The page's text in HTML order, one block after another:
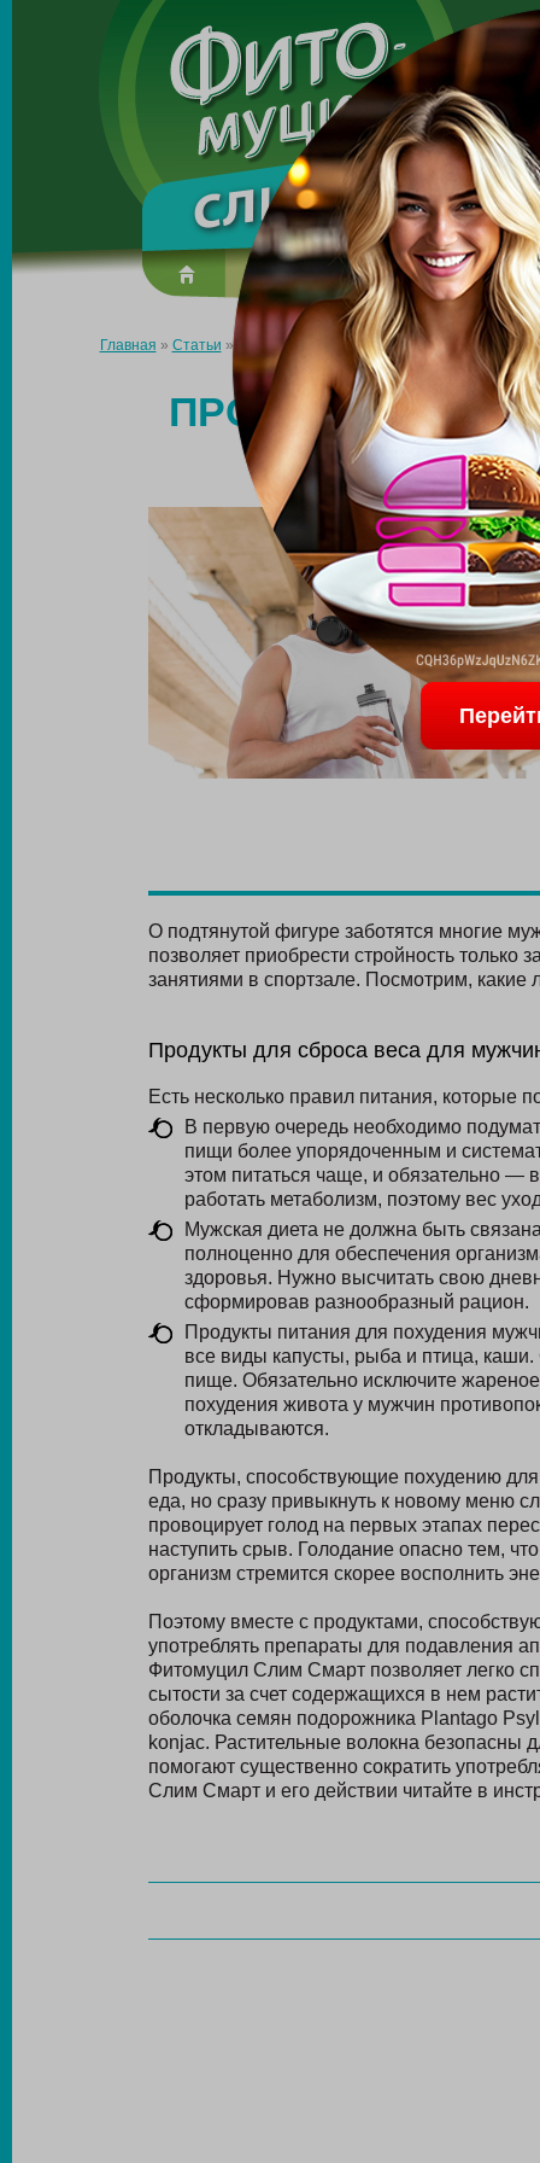
Made in the UK
О препарате Усиль эффект
Главная » Статьи »Продукты для быстрого похудения мужчин
ПРОДУКТЫ ДЛЯ
О подтянутой фигуре заботятся многие
позволяет приобрести стройность только
занятиями в спортзале. Посмотрим,
Продукты для сброса веса для
Есть несколько правил питания, которые
В первую очередь необходимо
пищи более упорядоченным и
этом питаться чаще, и обязательно —
работать метаболизм, поэтому вес
Мужская диета не должна быть
полноценно для обеспечения
здоровья. Нужно высчитать свою
сформировав разнообразный рацион.
Продукты питания для похудения
все виды капусты, рыба и птица,
пище. Обязательно исключите
похудения живота у мужчин
откладываются.
Продукты, способствующие похудению
еда, но сразу привыкнуть к новому меню
провоцирует голод на первых этапах
наступить срыв. Голодание опасно тем,
организм стремится скорее восполнить
Поэтому вместе с продуктами,
употреблять препараты для подавления
Фитомуцил Слим Смарт позволяет легко
сытости за счет содержащихся в нем
оболочка семян подорожника Plantago
konjac. Растительные волокна
помогают существенно сократить
Слим Смарт и его действии читайте в